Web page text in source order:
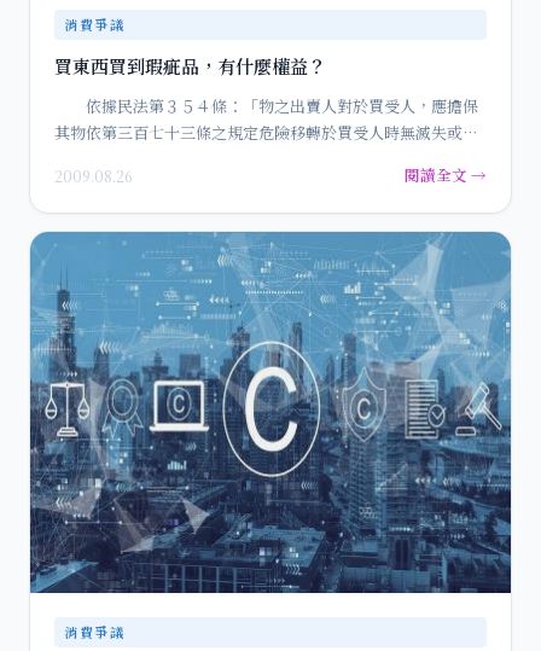
消費爭議
買東西買到瑕疵品，有什麼權益？
依據民法第３５４條：「物之出賣人對於買受人，應擔保
其物依第三百七十三條之規定危險移轉於買受人時無滅失或減
2009.08.26 閱讀全文 →
消費爭議